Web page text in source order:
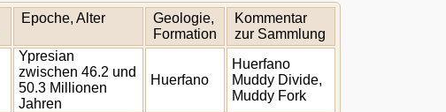
Epoche, Alter
Geologie,
Formation
Kommentar
zur Sammlung
Ypresian
zwischen 46.2 und
50.3 Millionen
Jahren
Huerfano
Huerfano
Muddy Divide,
Muddy Fork